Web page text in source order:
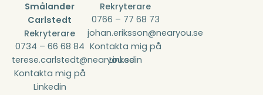
Smålander
Carlstedt
Rekryterare
0734 – 66 68 84
terese.carlstedt@nearyou.se
Kontakta mig på
Linkedin
Rekryterare
0766 – 77 68 73
johan.eriksson@nearyou.se
Kontakta mig på
Linkedin